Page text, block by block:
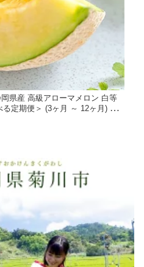
県産 高級アローマメロン 白等
定期便＞ (3ヶ月 ～ 12ヶ月) メ
室 フルーツ 果物 化粧箱入 お取
料【通年受付・発送】